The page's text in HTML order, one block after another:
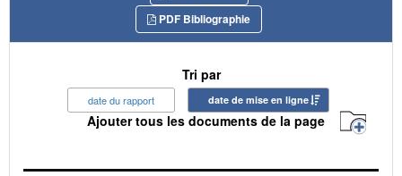
PDF Bibliographie
Tri par
date du rapport date de mise en ligne
Ajouter tous les documents de la page